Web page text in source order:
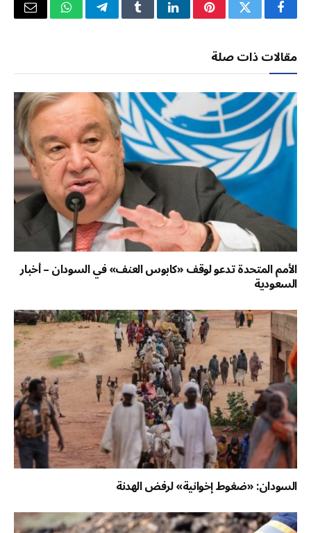
فيسبوكتويتر بينتيريستلينكدإنTumblrتيلقرامواتسابالبريد
مقالات ذات صلة
الأمم المتحدة تدعو لوقف «كابوس العنف» في السودان – أخبار
السعودية
السودان: «ضغوط إخوانية» لرفض الهدنة